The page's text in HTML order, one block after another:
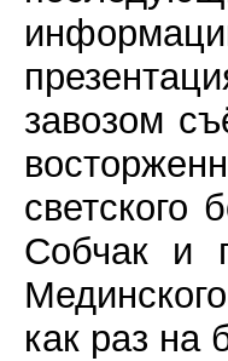
завозом
Собчак и
как раз на